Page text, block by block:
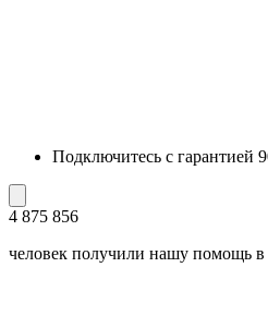
Подключитесь с гарантией
4 875 856
человек получили нашу помощь в